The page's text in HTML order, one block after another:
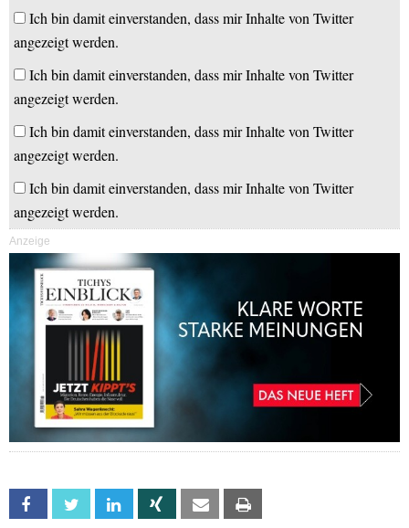
Ich bin damit einverstanden, dass mir Inhalte von Twitter
angezeigt werden.
Ich bin damit einverstanden, dass mir Inhalte von Twitter
angezeigt werden.
Ich bin damit einverstanden, dass mir Inhalte von Twitter
angezeigt werden.
Ich bin damit einverstanden, dass mir Inhalte von Twitter
angezeigt werden.
Anzeige
Facebook Twitter Linkedin Xing Email